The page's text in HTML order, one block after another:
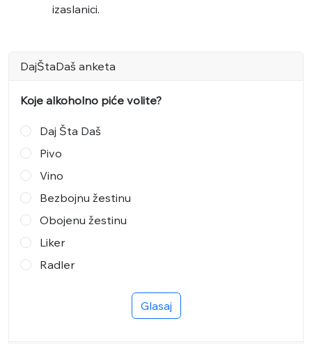
izaslanici.
DajŠtaDaš anketa
Koje alkoholno piće volite?
Daj Šta Daš
Pivo
Vino
Bezbojnu žestinu
Obojenu žestinu
Liker
Radler
Glasaj